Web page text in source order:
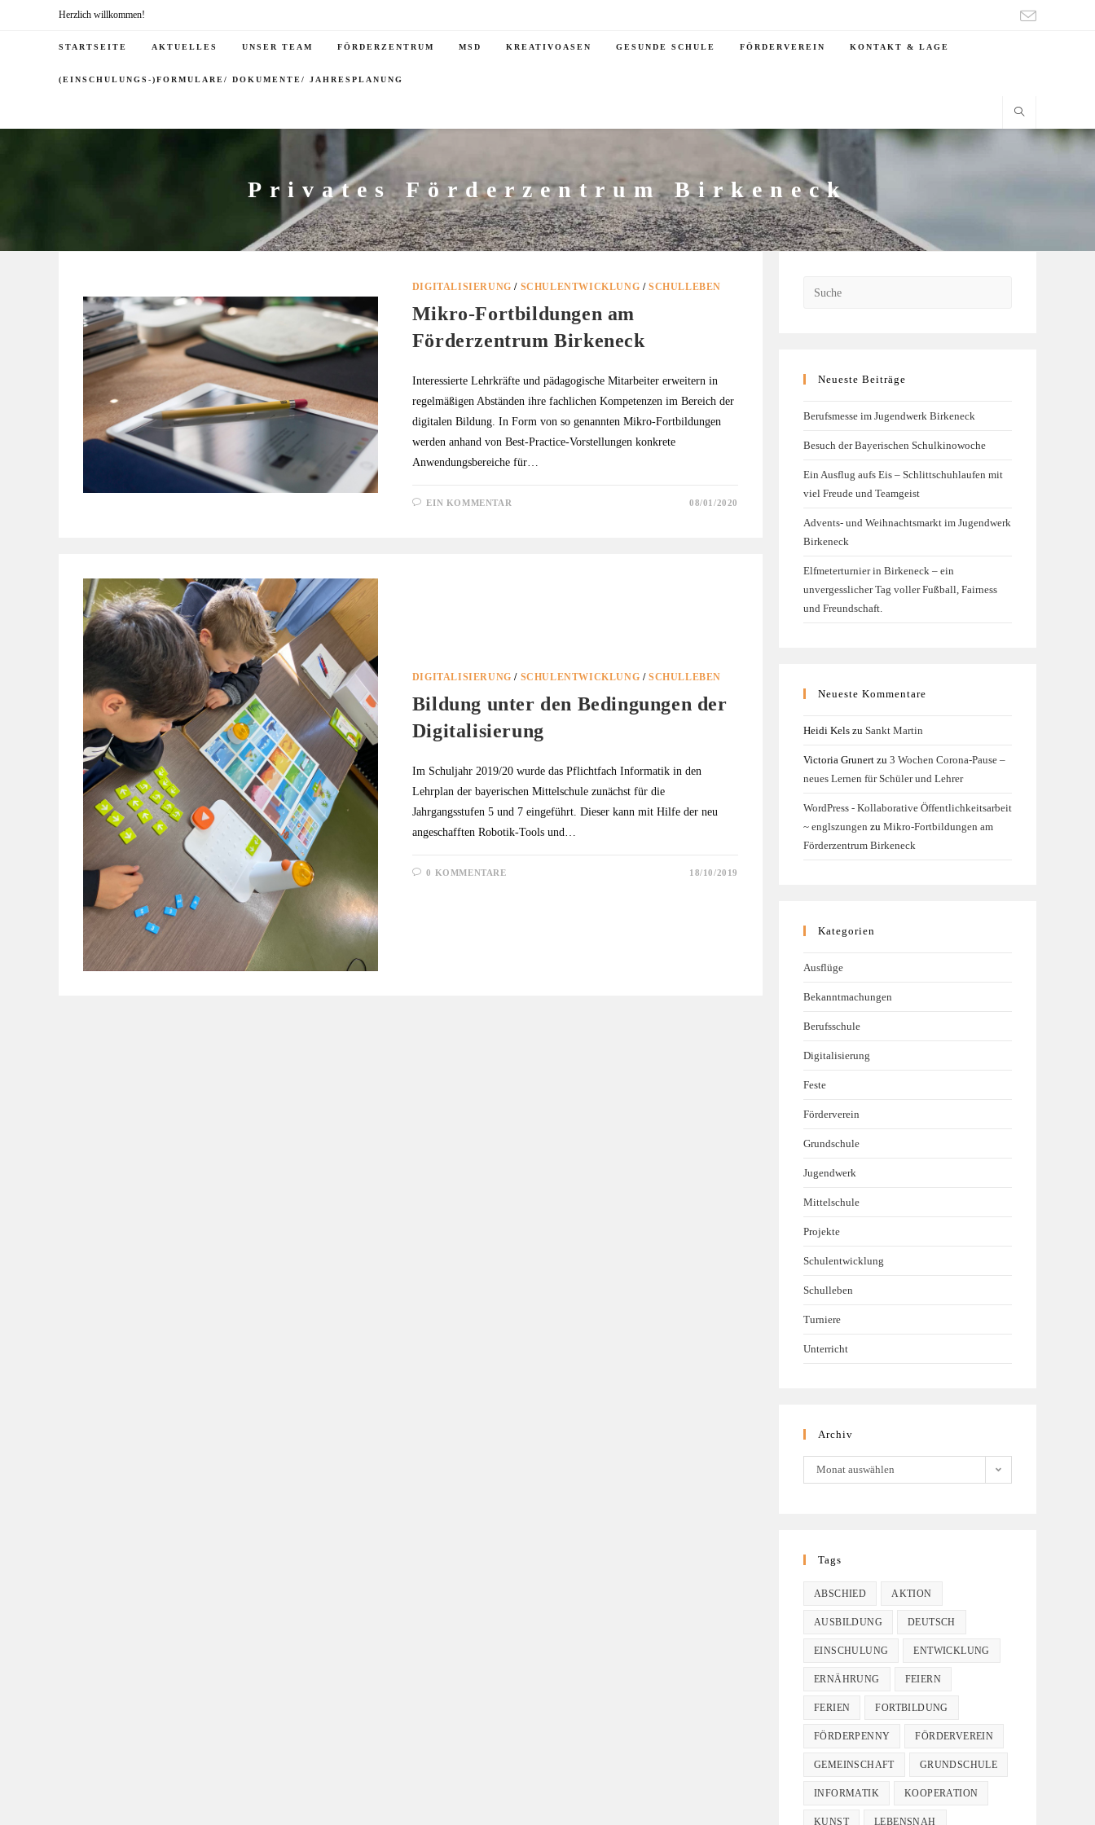
Herzlich willkommen!
STARTSEITE AKTUELLES UNSER TEAM FÖRDERZENTRUM MSD KREATIVOASEN GESUNDE SCHULE FÖRDERVEREIN KONTAKT & LAGE
(EINSCHULUNGS-)FORMULARE/ DOKUMENTE/ JAHRESPLANUNG
Privates Förderzentrum Birkeneck
DIGITALISIERUNG / SCHULENTWICKLUNG /SCHULLEBEN
Mikro-Fortbildungen am
Förderzentrum Birkeneck
Interessierte Lehrkräfte und pädagogische Mitarbeiter erweitern in
regelmäßigen Abständen ihre fachlichen Kompetenzen im Bereich der
digitalen Bildung. In Form von so genannten Mikro-Fortbildungen
werden anhand von Best-Practice-Vorstellungen konkrete
Anwendungsbereiche für…
EIN KOMMENTAR 08/01/2020
DIGITALISIERUNG / SCHULENTWICKLUNG /SCHULLEBEN
Bildung unter den Bedingungen der
Digitalisierung
Im Schuljahr 2019/20 wurde das Pflichtfach Informatik in den
Lehrplan der bayerischen Mittelschule zunächst für die
Jahrgangsstufen 5 und 7 eingeführt. Dieser kann mit Hilfe der neu
angeschafften Robotik-Tools und…
0 KOMMENTARE 18/10/2019
Neueste Beiträge
Berufsmesse im Jugendwerk Birkeneck
Besuch der Bayerischen Schulkinowoche
Ein Ausflug aufs Eis – Schlittschuhlaufen mit
viel Freude und Teamgeist
Advents- und Weihnachtsmarkt im Jugendwerk
Birkeneck
Elfmeterturnier in Birkeneck – ein
unvergesslicher Tag voller Fußball, Fairness
und Freundschaft.
Neueste Kommentare
Heidi Kels zu Sankt Martin
Victoria Grunert zu 3 Wochen Corona-Pause –
neues Lernen für Schüler und Lehrer
WordPress - Kollaborative Öffentlichkeitsarbeit
~ englszungen zu Mikro-Fortbildungen am
Förderzentrum Birkeneck
Kategorien
Ausflüge
Bekanntmachungen
Berufsschule
Digitalisierung
Feste
Förderverein
Grundschule
Jugendwerk
Mittelschule
Projekte
Schulentwicklung
Schulleben
Turniere
Unterricht
Archiv
Monat auswählen
Tags
ABSCHIED AKTION
AUSBILDUNG DEUTSCH
EINSCHULUNG ENTWICKLUNG
ERNÄHRUNG FEIERN
FERIEN FORTBILDUNG
FÖRDERPENNY FÖRDERVEREIN
GEMEINSCHAFT GRUNDSCHULE
INFORMATIK KOOPERATION
KUNST LEBENSNAH